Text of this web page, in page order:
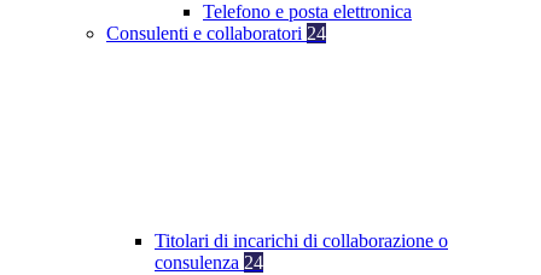
Telefono e posta elettronica
Consulenti e collaboratori 24
Titolari di incarichi di collaborazione o
consulenza 24